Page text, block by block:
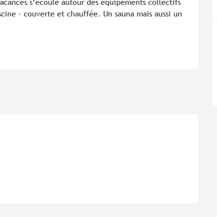
s’écoule autour des équipements collectifs
- couverte et chauffée. Un sauna mais aussi un